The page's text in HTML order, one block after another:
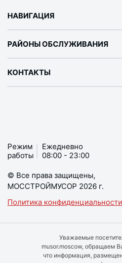
Режим
работы
Ежедневно
08:00 - 23:00
© Все права защищены,
МОССТРОЙМУСОР 2026 г.
Политика конфиденциальности
НАВИГАЦИЯ
РАЙОНЫ ОБСЛУЖИВАНИЯ
КОНТАКТЫ
Уважаемые
musor.moscow, обращаем
что информация,